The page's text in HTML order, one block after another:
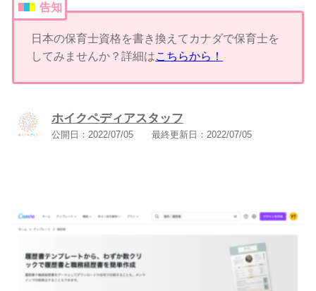
告知
日本の保育士資格を書き換えてカナダで保育士を
してみませんか？詳細はこちらから！
ホイクペディアスタッフ
公開日： 2022/07/05 最終更新日： 2022/07/05